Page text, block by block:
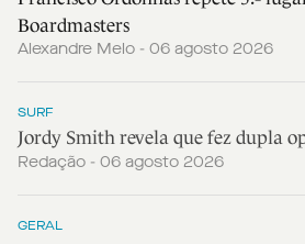
Boardmasters
Alexandre Melo - 06 agosto 2026
SURF
Jordy Smith revela que fez dupla
Redação - 06 agosto 2026
GERAL